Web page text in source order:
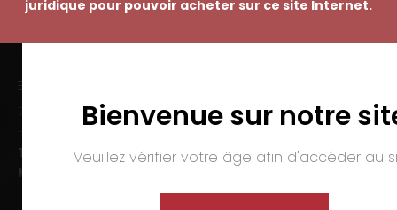
juridique pour pouvoir acheter sur ce site Internet.
Bienvenue sur notre
Veuillez vérifier votre âge afin d'accéder au
EMMANUEL NASTI
7 avenue Pierre Pflimlin – ZAC Espale
Tél. :
03 89 46 50 35
Mail :